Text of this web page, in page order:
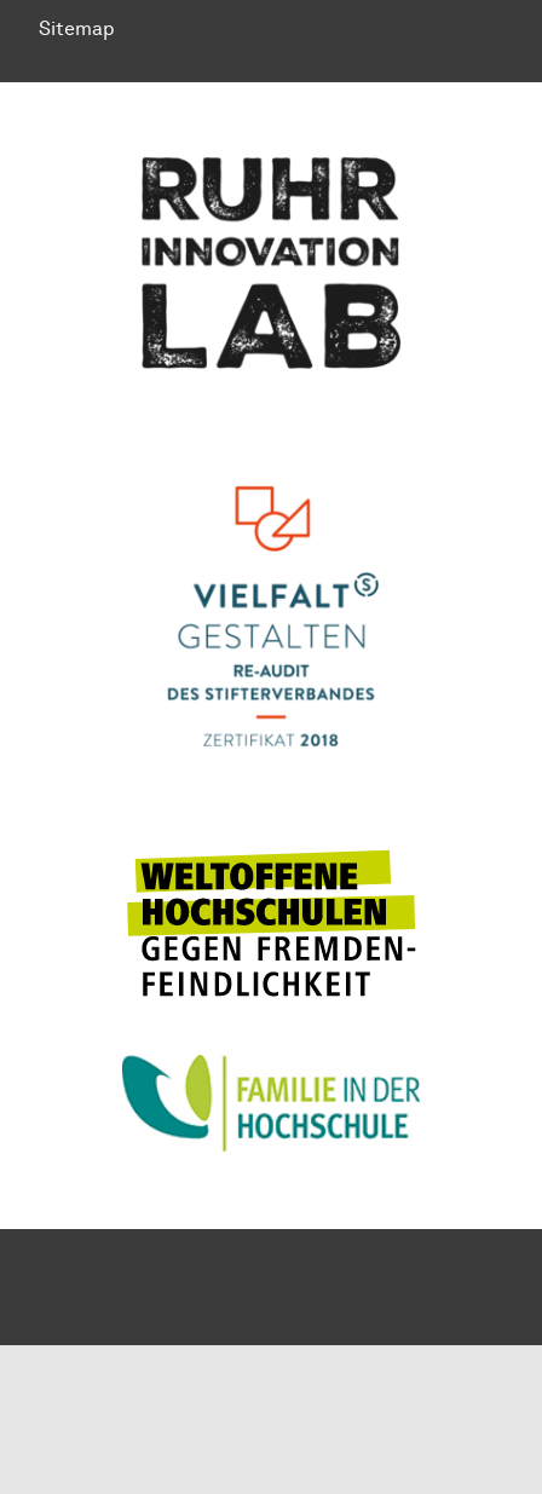
Sitemap